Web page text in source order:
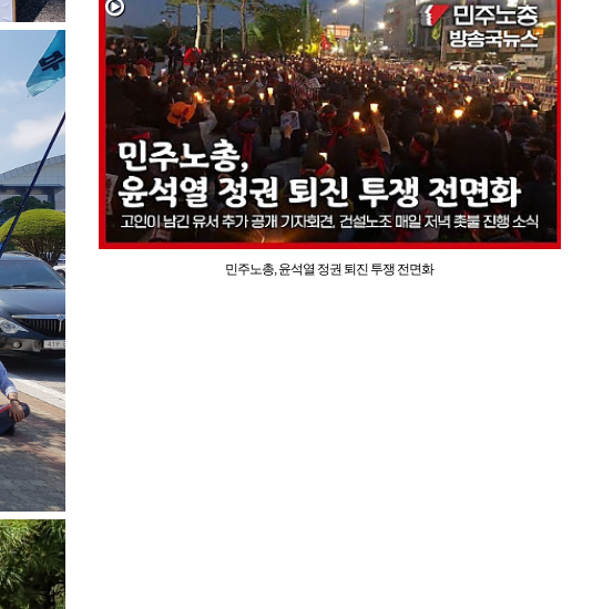
민주노총, 윤석열 정권 퇴진 투쟁 전면화